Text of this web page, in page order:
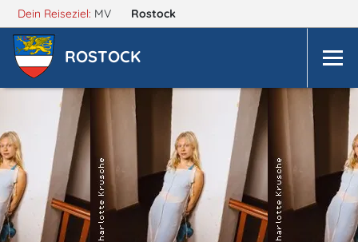
Dein Reiseziel: MV Rostock
ROSTOCK